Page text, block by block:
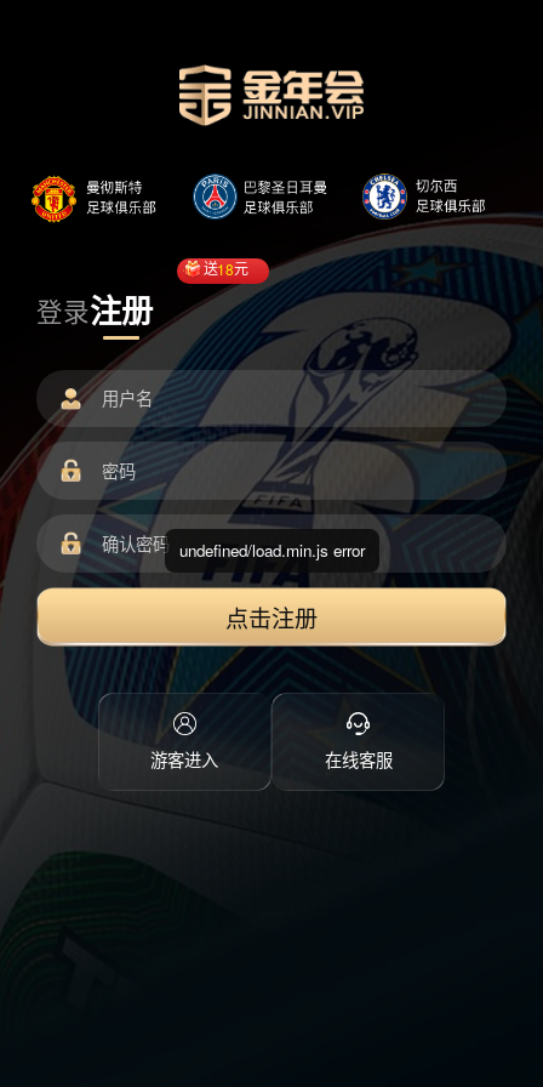
登录注册
送18元
点击注册
游客进入 在线客服
undefined/load.min.js error